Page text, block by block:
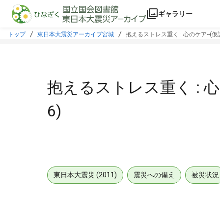
本文に飛ぶ
ギャラリー
トップ 東日本大震災アーカイブ宮城 抱えるストレス重く : 心のケア--(
抱えるストレス重く :
6)
東日本大震災 (2011) 震災への備え 被災状況